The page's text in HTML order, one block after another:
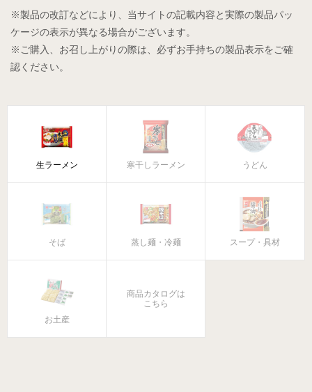
※製品の改訂などにより、当サイトの記載内容と実際の製品パッ
ケージの表示が異なる場合がございます。
※ご購入、お召し上がりの際は、必ずお手持ちの製品表示をご確
認ください。
生ラーメン 寒干しラーメン うどん
そば 蒸し麺・冷麺 スープ・具材
お土産
商品カタログは
こちら